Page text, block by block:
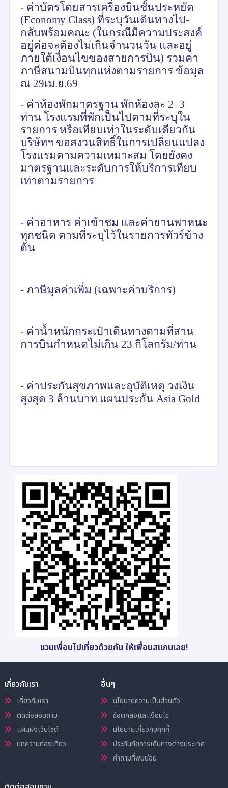
- ค่าบัตรโดยสารเครื่องบินชั้นประหยัด
(Economy Class) ที่ระบุวันเดินทางไป-
กลับพร้อมคณะ (ในกรณีมีความประสงค์
อยู่ต่อจะต้องไม่เกินจำนวนวัน และอยู่
ภายใต้เงื่อนไขของสายการบิน) รวมค่า
ภาษีสนามบินทุกแห่งตามรายการ ข้อมูล
ณ 29เม.ย.69
- ค่าห้องพักมาตรฐาน พักห้องละ 2–3
ท่าน โรงแรมที่พักเป็นไปตามที่ระบุใน
รายการ หรือเทียบเท่าในระดับเดียวกัน
บริษัทฯ ขอสงวนสิทธิ์ในการเปลี่ยนแปลง
โรงแรมตามความเหมาะสม โดยยังคง
มาตรฐานและระดับการให้บริการเทียบ
เท่าตามรายการ
- ค่าอาหาร ค่าเข้าชม และค่ายานพาหนะ
ทุกชนิด ตามที่ระบุไว้ในรายการทัวร์ข้าง
ต้น
- ภาษีมูลค่าเพิ่ม (เฉพาะค่าบริการ)
- ค่าน้ำหนักกระเป๋าเดินทางตามที่สาน
การบินกำหนดไม่เกิน 23 กิโลกรัม/ท่าน
- ค่าประกันสุขภาพและอุบัติเหตุ วงเงิน
สูงสุด 3 ล้านบาท แผนประกัน Asia Gold
ชวนเพื่อนไปเที่ยวด้วยกัน ให้เพื่อนสแกนเลย!
เกี่ยวกับเรา
เกี่ยวกับเรา
ติดต่อสอบถาม
แผนผังเว็บไซต์
บทความท่องเที่ยว
อื่นๆ
นโยบายความเป็นส่วนตัว
ข้อตกลงและเงื่อนไข
นโยบายเกี่ยวกับคุกกี้
ประกันภัยการเดินทางต่างประเทศ
คำถามที่พบบ่อย